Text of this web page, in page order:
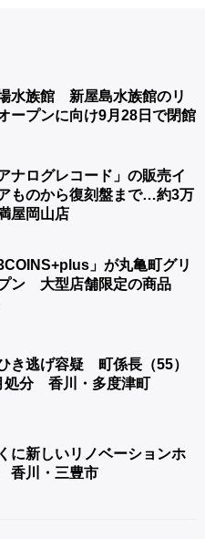
水族館 新屋島水族館のリ
ープンに向け9月28日で閉館
ナログレコード」の販売イ
ものから復刻盤まで…約3万
屋岡山店
」が丸亀町グリ
ン 大型店舗限定の商品
き逃げ容疑 町係長（55）
処分 香川・多度津町
に新しいリノベーションホ
香川・三豊市